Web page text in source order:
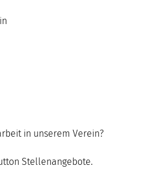
in unserem Verein?
Stellenangebote.